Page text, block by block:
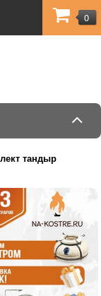
0
тандыр